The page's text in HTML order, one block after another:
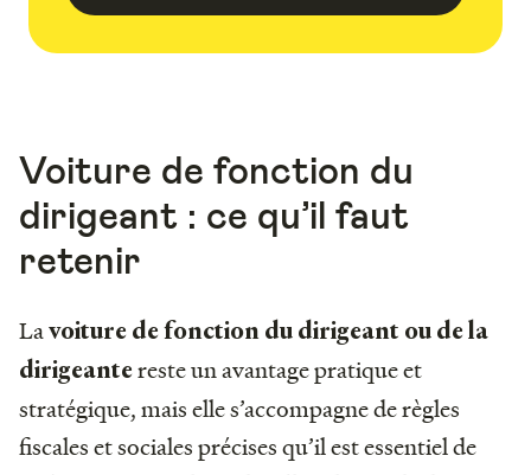
Voiture de fonction du
dirigeant : ce qu’il faut
retenir
Lavoiture de fonction du dirigeant ou de la
dirigeantereste un avantage pratique et
stratégique, mais elle s’accompagne de règles
fiscales et sociales précises qu’il est essentiel de